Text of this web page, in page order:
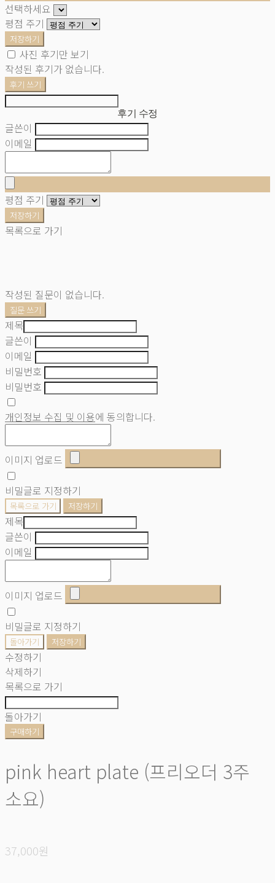
선택하세요
평점 주기
저장하기
사진 후기만 보기
작성된 후기가 없습니다.
후기 쓰기
후기 수정
글쓴이
이메일
평점 주기
저장하기
목록으로 가기
작성된 질문이 없습니다.
질문 쓰기
제목
글쓴이
이메일
비밀번호
비밀번호
개인정보 수집 및 이용에 동의합니다.
이미지 업로드
비밀글로 지정하기
목록으로 가기 저장하기
제목
글쓴이
이메일
이미지 업로드
비밀글로 지정하기
돌아가기 저장하기
수정하기
삭제하기
목록으로 가기
돌아가기
구매하기
pink heart plate (프리오더 3주
소요)
37,000원